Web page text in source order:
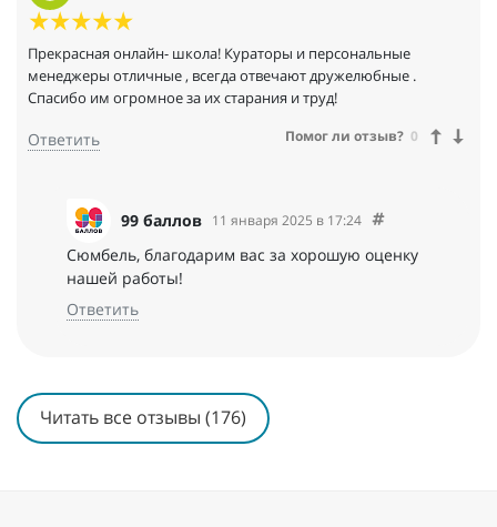
Прекрасная онлайн- школа! Кураторы и персональные
менеджеры отличные , всегда отвечают дружелюбные .
Спасибо им огромное за их старания и труд!
Ответить Помог ли отзыв? 0
99 баллов 11 января 2025 в 17:24
Сюмбель, благодарим вас за хорошую оценку
нашей работы!
Ответить
Читать все отзывы (176)